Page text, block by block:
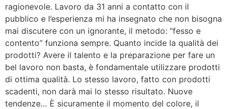
ragionevole. Lavoro da 31 anni a contatto con il
pubblico e l’esperienza mi ha insegnato che non bisogna
mai discutere con un ignorante, il metodo: “fesso e
contento” funziona sempre. Quanto incide la qualità dei
prodotti? Avere il talento e la preparazione per fare un
bel lavoro non basta, è fondamentale utilizzare prodotti
di ottima qualità. Lo stesso lavoro, fatto con prodotti
scadenti, non darà mai lo stesso risultato. Nuove
tendenze… È sicuramente il momento del colore, il